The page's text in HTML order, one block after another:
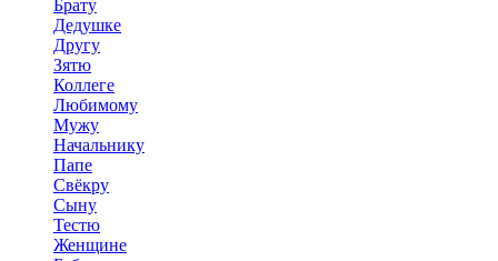
Брату
Дедушке
Другу
Зятю
Коллеге
Любимому
Мужу
Начальнику
Папе
Свёкру
Сыну
Тестю
Женщине